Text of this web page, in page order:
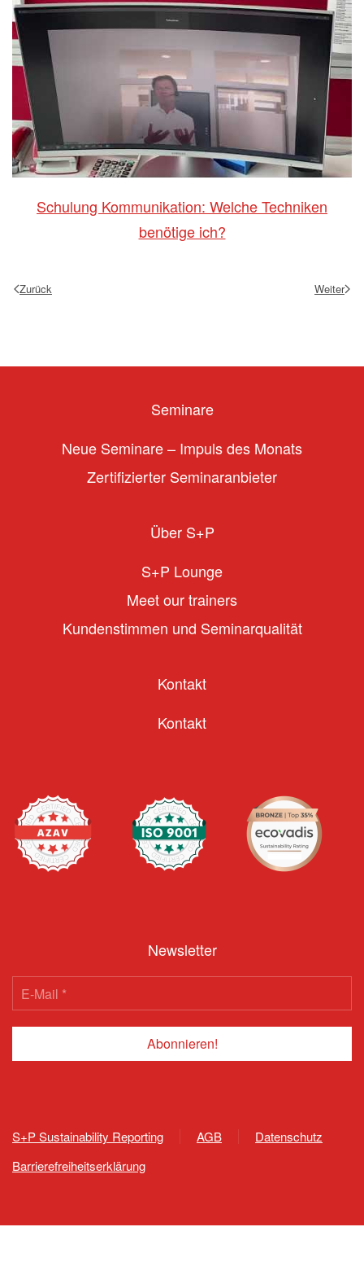
Schulung Kommunikation: Welche Techniken
benötige ich?
Zurück Weiter
Seminare
Neue Seminare – Impuls des Monats
Zertifizierter Seminaranbieter
Über S+P
S+P Lounge
Meet our trainers
Kundenstimmen und Seminarqualität
Kontakt
Kontakt
Newsletter
S+P Sustainability Reporting AGB
Datenschutz
Barrierefreiheitserklärung